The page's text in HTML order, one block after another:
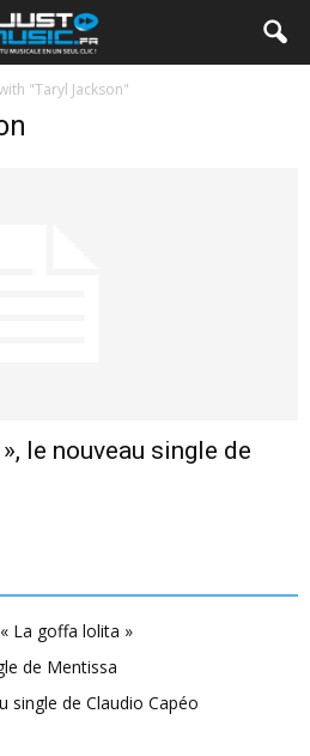
"Taryl Jackson"
le nouveau single de
La goffa lolita »
de Mentissa
single de Claudio Capéo